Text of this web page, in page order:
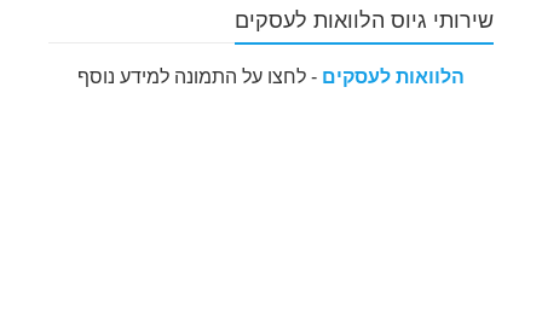
שירותי גיוס הלוואות לעסקים
הלוואות לעסקים - לחצו על התמונה למידע נוסף